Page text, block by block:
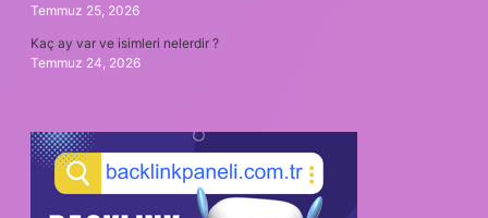
Temmuz 25, 2026
Kaç ay var ve isimleri nelerdir ?
Temmuz 24, 2026